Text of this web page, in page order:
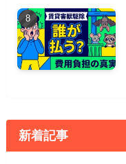
新着記事